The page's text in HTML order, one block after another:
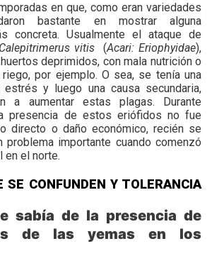
en que, como eran variedades
bastante en mostrar alguna
concreta. Usualmente el ataque de
Calepitrimerus vitis (Acari: Eriophyidae),
deprimidos, con mala nutrición o
por ejemplo. O sea, se tenía una
y luego una causa secundaria,
a aumentar estas plagas. Durante
presencia de estos eriófidos no fue
directo o daño económico, recién se
problema importante cuando comenzó
en el norte.
SE CONFUNDEN Y TOLERANCIA
sabía de la presencia de
de las yemas en los